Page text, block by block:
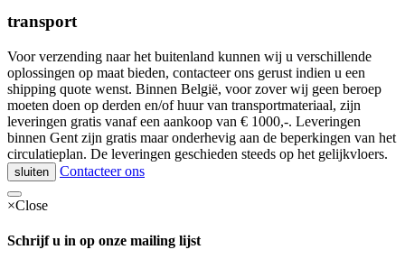
transport
Voor verzending naar het buitenland kunnen wij u verschillende
oplossingen op maat bieden, contacteer ons gerust indien u een
shipping quote wenst. Binnen België, voor zover wij geen beroep
moeten doen op derden en/of huur van transportmateriaal, zijn
leveringen gratis vanaf een aankoop van € 1000,-. Leveringen
binnen Gent zijn gratis maar onderhevig aan de beperkingen van het
circulatieplan. De leveringen geschieden steeds op het gelijkvloers.
sluiten Contacteer ons
×Close
Schrijf u in op onze mailing lijst